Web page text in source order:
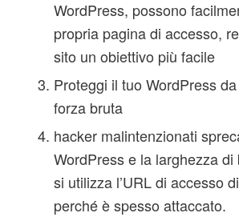
WordPress, possono
propria pagina di accesso,
sito un obiettivo più facile
Proteggi il tuo WordPress
forza bruta
hacker malintenzionati
WordPress e la larghezza di
si utilizza l’URL di accesso
perché è spesso attaccato.